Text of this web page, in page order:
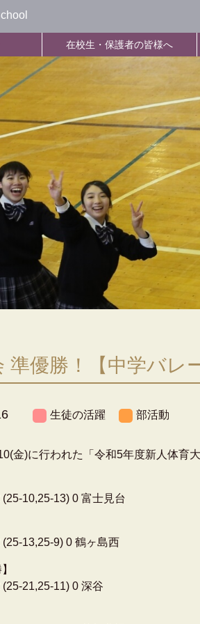
在校生・保護者の皆様へ
準優勝！【中学バレ
生徒の活躍 部活動
金)に行われた「令和5年度新人体育
10,25-13) 0 富士見台
(25-13,25-9) 0 鶴ヶ島西
21,25-11) 0 深谷